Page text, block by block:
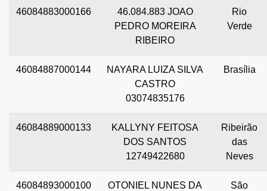
46084883000166
46.084.883 JOAO
PEDRO MOREIRA
RIBEIRO
Rio
Verde
46084887000144
NAYARA LUIZA SILVA
CASTRO
03074835176
Brasília
46084889000133
KALLYNY FEITOSA
DOS SANTOS
12749422680
Ribeirão
das
Neves
46084893000100
OTONIEL NUNES DA
São